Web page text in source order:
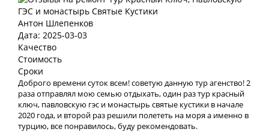
Антон Шлепенков
Дата: 2025-03-03
Качество
Стоимость
Сроки
Доброго времени суток всем! советую данную тур агенство! 2
раза отправлял мою семью отдыхать, один раз тур красный
ключ, павловскую гэс и монастырь святые кустики в начале
2020 года, и второй раз решили полететь на моря а именно в
турцию, все понравилось, буду рекомендовать.